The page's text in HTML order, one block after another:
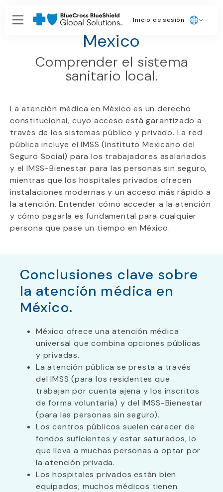
Inicio de sesión
Guías de países
Mexico
Comprender el sistema
sanitario local.
La atención médica en México es un derecho
constitucional, cuyo acceso está garantizado a
través de los sistemas público y privado. La red
pública incluye el IMSS (Instituto Mexicano del
Seguro Social) para los trabajadores asalariados
y el IMSS-Bienestar para las personas sin seguro,
mientras que los hospitales privados ofrecen
instalaciones modernas y un acceso más rápido a
la atención. Entender cómo acceder a la atención
y cómo pagarla es fundamental para cualquier
persona que pase un tiempo en México.
Conclusiones clave sobre
la atención médica en
México.
México ofrece una atención médica
universal que combina opciones públicas
y privadas.
La atención pública se presta a través
del IMSS (para los residentes que
trabajan por cuenta ajena y los inscritos
de forma voluntaria) y del IMSS-Bienestar
(para las personas sin seguro).
Los centros públicos suelen carecer de
fondos suficientes y estar saturados, lo
que lleva a muchas personas a optar por
la atención privada.
Los hospitales privados están bien
equipados; muchos médicos tienen